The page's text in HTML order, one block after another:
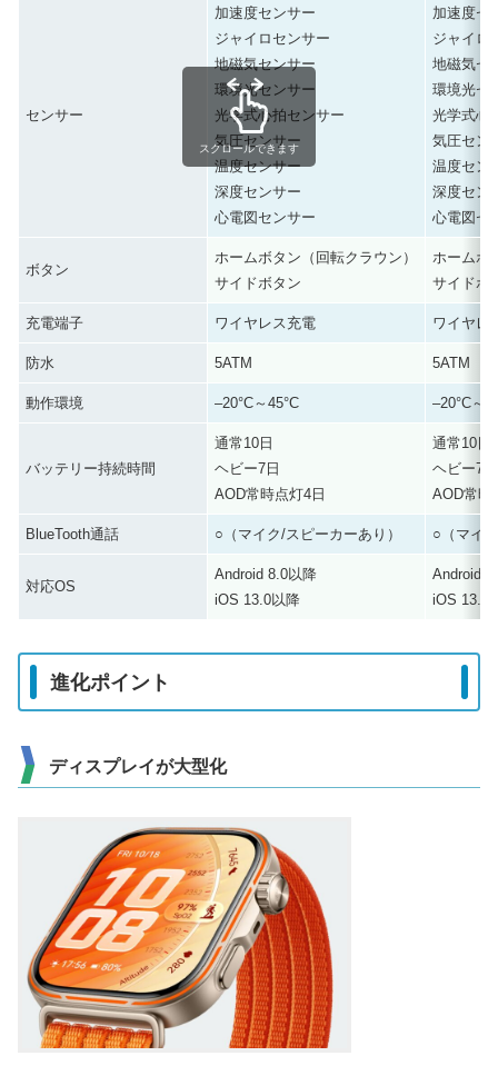
センサー
加速度センサー
ジャイロセンサー
地磁気センサー
環境光センサー
光学式心拍センサー
気圧センサー
温度センサー
深度センサー
心電図センサー
加速度セ
ジャイロ
地磁気セ
環境光セ
光学式心
気圧セン
温度セン
深度セン
心電図セ
ボタン
ホームボタン（回転クラウン）
サイドボタン
ホームボ
サイドボ
充電端子 ワイヤレス充電 ワイヤレ
防水 5ATM 5ATM
動作環境 –20°C～45°C –20°C～
バッテリー持続時間
通常10日
ヘビー7日
AOD常時点灯4日
通常10日
ヘビー7日
AOD常時
BlueTooth通話 ○（マイク/スピーカーあり） ○（マイ
対応OS
Android 8.0以降
iOS 13.0以降
Android
iOS 13.0
スクロールできます
進化ポイント
ディスプレイが大型化